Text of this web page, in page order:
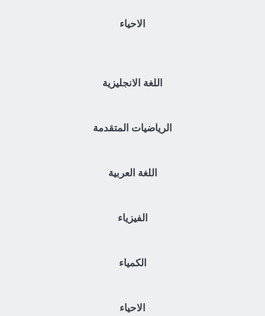
الاحياء
اللغة الانجليزية
الرياضيات المتقدمة
اللغة العربية
الفيزياء
الكمياء
الاحياء